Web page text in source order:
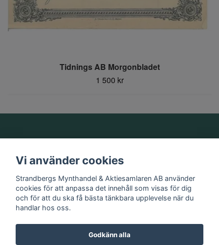
Tidnings AB Morgonbladet
1 500 kr
Information
Sociala medier
Vi använder cookies
Strandbergs Mynthandel & Aktiesamlaren AB använder
cookies för att anpassa det innehåll som visas för dig
och för att du ska få bästa tänkbara upplevelse när du
handlar hos oss.
Godkänn alla